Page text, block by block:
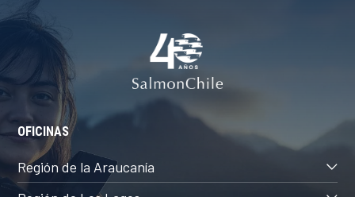
OFICINAS
Región de la Araucanía